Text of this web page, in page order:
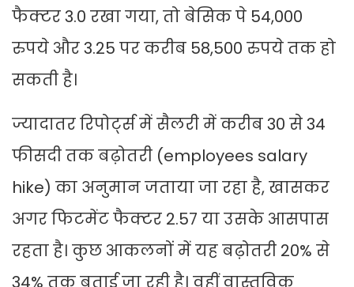
फैक्टर 3.0 रखा गया, तो बेसिक पे 54,000
रुपये और 3.25 पर करीब 58,500 रुपये तक हो
सकती है।
ज्यादातर रिपोर्ट्स में सैलरी में करीब 30 से 34
फीसदी तक बढ़ोतरी (employees salary
hike) का अनुमान जताया जा रहा है, खासकर
अगर फिटमेंट फैक्टर 2.57 या उसके आसपास
रहता है। कुछ आकलनों में यह बढ़ोतरी 20% से
34% तक बताई जा रही है। वहीं वास्तविक